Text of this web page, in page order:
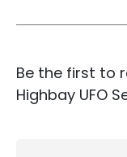
Be the first to
Highbay UFO